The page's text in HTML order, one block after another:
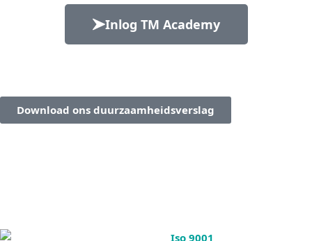
Inlog TM Academy
Download ons duurzaamheidsverslag